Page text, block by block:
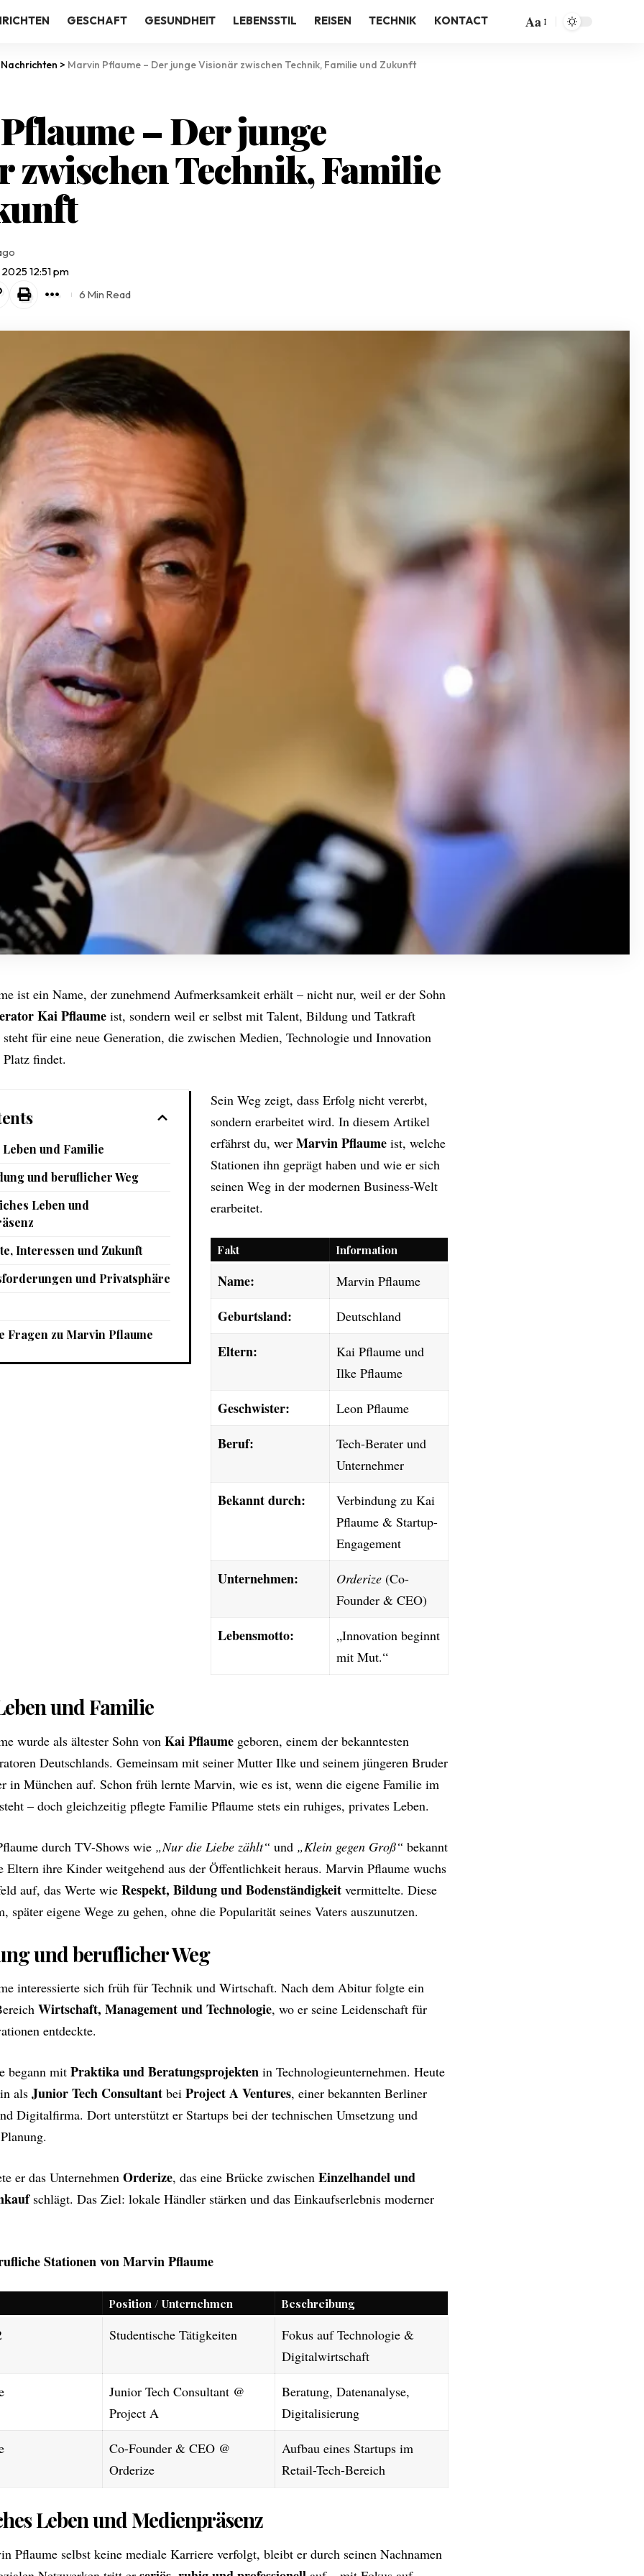
GESCHAFT GESUNDHEIT LEBENSSTIL REISEN TECHNIK KONTACT Aa
Nachrichten > Marvin Pflaume – Der junge Visionär zwischen Technik, Familie und Zukunft
– Der junge
zwischen Technik, Familie
12:51 pm
6 Min Read
ist ein Name, der zunehmend Aufmerksamkeit erhält – nicht nur, weil er der Sohn
Kai Pflaume ist, sondern weil er selbst mit Talent, Bildung und Tatkraft
für eine neue Generation, die zwischen Medien, Technologie und Innovation
findet.
und Familie
und beruflicher Weg
Leben und
Interessen und Zukunft
und Privatsphäre
Fragen zu Marvin Pflaume
Sein Weg zeigt, dass Erfolg nicht vererbt,
sondern erarbeitet wird. In diesem Artikel
erfährst du, wer Marvin Pflaume ist, welche
Stationen ihn geprägt haben und wie er sich
seinen Weg in der modernen Business-Welt
erarbeitet.
Fakt Information
Name: Marvin Pflaume
Geburtsland: Deutschland
Eltern: Kai Pflaume und
Ilke Pflaume
Geschwister: Leon Pflaume
Beruf:
Tech-Berater und
Unternehmer
Bekannt durch:
Verbindung zu Kai
Pflaume & Startup-
Engagement
Unternehmen: Orderize (Co-
Founder & CEO)
Lebensmotto:
„Innovation beginnt
mit Mut.“
und Familie
wurde als ältester Sohn von Kai Pflaume geboren, einem der bekanntesten
Deutschlands. Gemeinsam mit seiner Mutter Ilke und seinem jüngeren Bruder
in München auf. Schon früh lernte Marvin, wie es ist, wenn die eigene Familie im
– doch gleichzeitig pflegte Familie Pflaume stets ein ruhiges, privates Leben.
durch TV-Shows wie „Nur die Liebe zählt“ und „Klein gegen Groß“ bekannt
Eltern ihre Kinder weitgehend aus der Öffentlichkeit heraus. Marvin Pflaume wuchs
auf, das Werte wie Respekt, Bildung und Bodenständigkeit vermittelte. Diese
später eigene Wege zu gehen, ohne die Popularität seines Vaters auszunutzen.
und beruflicher Weg
interessierte sich früh für Technik und Wirtschaft. Nach dem Abitur folgte ein
Wirtschaft, Management und Technologie, wo er seine Leidenschaft für
entdeckte.
begann mit Praktika und Beratungsprojekten in Technologieunternehmen. Heute
als Junior Tech Consultant bei Project A Ventures, einer bekannten Berliner
Digitalfirma. Dort unterstützt er Startups bei der technischen Umsetzung und
er das Unternehmen Orderize, das eine Brücke zwischen Einzelhandel und
schlägt. Das Ziel: lokale Händler stärken und das Einkaufserlebnis moderner
Stationen von Marvin Pflaume
Position / Unternehmen Beschreibung
Studentische Tätigkeiten
Fokus auf Technologie &
Digitalwirtschaft
Junior Tech Consultant @
Project A
Beratung, Datenanalyse,
Digitalisierung
Co-Founder & CEO @
Orderize
Aufbau eines Startups im
Retail-Tech-Bereich
Leben und Medienpräsenz
Pflaume selbst keine mediale Karriere verfolgt, bleibt er durch seinen Nachnamen